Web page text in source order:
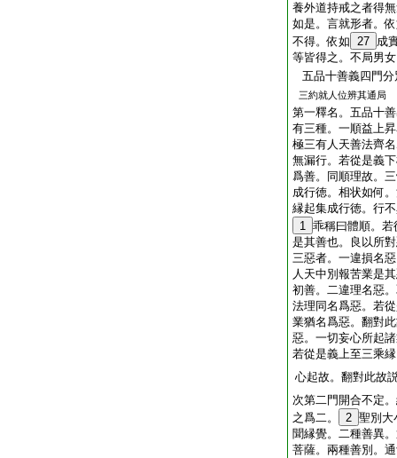
養外道持戒之者得
如是。言就形者。
不得。依如 27 成
等皆得之。不局男
五品十善義四門分
三約就人位辨其通局
第一釋名。五品十
有三種。一順益上
極三有人天善法齊
無漏行。若從是義
爲善。同順理故。
成行徳。相状如何
縁起集成行徳。行
1 乖稱曰體順。
是其善也。良以所
三惡者。一違損名
人天中別報苦業是
初善。二違理名惡
法理同名爲惡。若
業猶名爲惡。翻對
惡。一切妄心所起
若從是義上至三乘
心起故。翻對此故
次第二門開合不定
之爲二。
2 聖別大
聞縁覺。二種善異
菩薩。兩種善別。